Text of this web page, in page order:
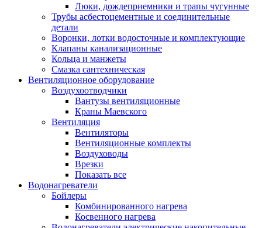
Люки, дождеприемники и трапы чугунные
Трубы асбестоцементные и соединительные
детали
Воронки, лотки водосточные и комплектующие
Клапаны канализационные
Кольца и манжеты
Смазка сантехническая
Вентиляционное оборудование
Воздухоотводчики
Вантузы вентиляционные
Краны Маевского
Вентиляция
Вентиляторы
Вентиляционные комплекты
Воздуховоды
Врезки
Показать все
Водонагреватели
Бойлеры
Комбинированного нагрева
Косвенного нагрева